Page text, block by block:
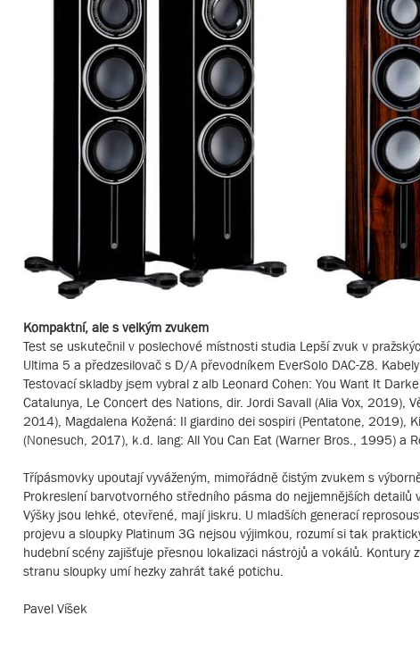
Kompaktní, ale s velkým zvukem
Test se uskutečnil v poslechové místnosti studia Lepší zvuk v
Ultima 5 a předzesilovač s D/A převodníkem EverSolo DAC-Z8.
Testovací skladby jsem vybral z alb Leonard Cohen: You Want It
Catalunya, Le Concert des Nations, dir. Jordi Savall (Alia Vox, 2019),
2014), Magdalena Kožená: Il giardino dei sospiri (Pentatone, 2019),
(Nonesuch, 2017), k.d. lang: All You Can Eat (Warner Bros., 1995) a
Třípásmovky upoutají vyváženým, mimořádně čistým zvukem s
Prokreslení barvotvorného středního pásma do nejjemnějších
Výšky jsou lehké, otevřené, mají jiskru. U mladších generací
projevu a sloupky Platinum 3G nejsou výjimkou, rozumí si tak
hudební scény zajišťuje přesnou lokalizaci nástrojů a vokálů.
stranu sloupky umí hezky zahrát také potichu.
Pavel Víšek